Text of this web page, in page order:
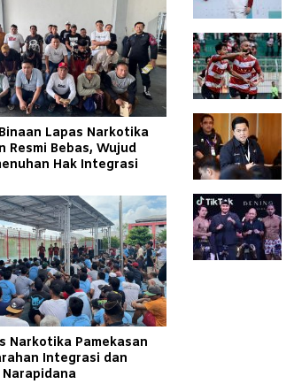
Lapas Narkotika
Resmi Bebas, Wujud
Hak Integrasi
Narkotika Pamekasan
Integrasi dan
Narapidana